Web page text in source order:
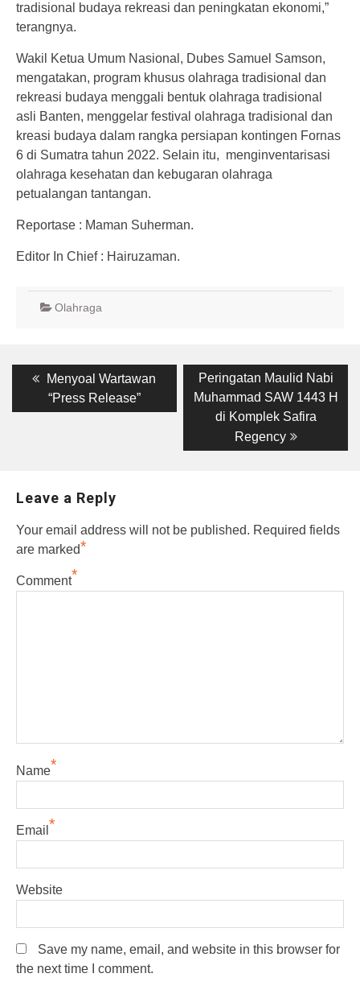
tradisional budaya rekreasi dan peningkatan ekonomi,”
terangnya.
Wakil Ketua Umum Nasional, Dubes Samuel Samson,
mengatakan, program khusus olahraga tradisional dan
rekreasi budaya menggali bentuk olahraga tradisional
asli Banten, menggelar festival olahraga tradisional dan
kreasi budaya dalam rangka persiapan kontingen Fornas
6 di Sumatra tahun 2022. Selain itu, menginventarisasi
olahraga kesehatan dan kebugaran olahraga
petualangan tantangan.
Reportase : Maman Suherman.
Editor In Chief : Hairuzaman.
Olahraga
Post
navigation
Previous
post:
Menyoal Wartawan
“Press Release”
Next
post:
Peringatan Maulid Nabi
Muhammad SAW 1443 H
di Komplek Safira
Regency
Leave a Reply
Your email address will not be published. Required fields
are marked*
Comment*
Name*
Email *
Website
Save my name, email, and website in this browser for
the next time I comment.